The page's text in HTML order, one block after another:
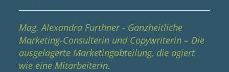
Mag. Alexandra Furthner - Ganzheitliche
Marketing-Consulterin und Copywriterin – Die
ausgelagerte Marketingabteilung, die agiert
wie eine Mitarbeiterin.